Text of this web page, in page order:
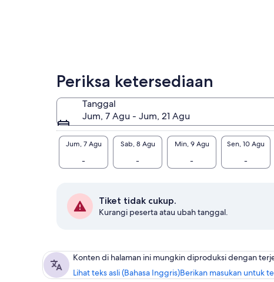
Periksa ketersediaan
Tanggal
Jum, 7 Agu - Jum, 21 Agu
Jum, 7 Agu
-
Sab, 8 Agu
-
Min, 9 Agu
-
Sen, 10 Agu
-
Tiket tidak cukup.
Kurangi peserta atau ubah tanggal.
Konten di halaman ini mungkin diproduksi dengan
Lihat teks asli (Bahasa Inggris)Berikan masukan untuk